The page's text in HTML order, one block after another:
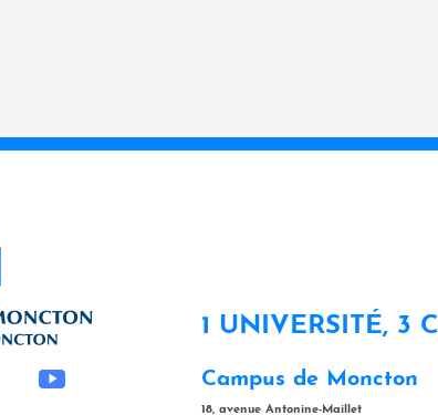
1 UNIVERSITÉ, 3
Campus de Moncton
18, avenue Antonine-Maillet